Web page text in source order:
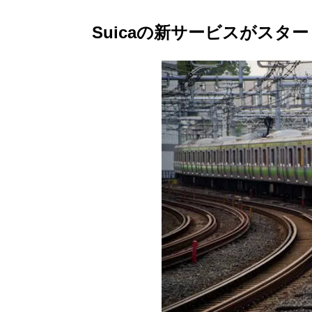
Suicaの新サービスがスター